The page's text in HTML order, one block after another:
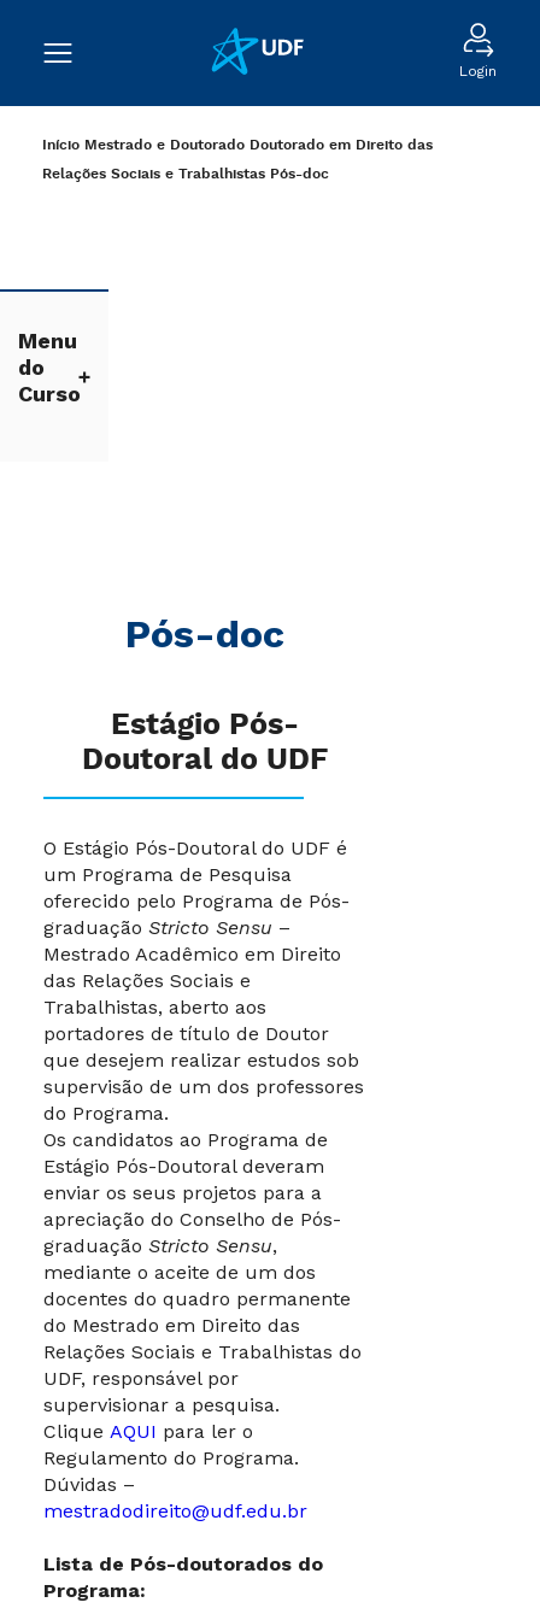
Login
Início Mestrado e Doutorado Doutorado em Direito das
Relações Sociais e Trabalhistas Pós-doc
Menu
do
Curso
Pós-doc
Estágio Pós-
Doutoral do UDF
O Estágio Pós-Doutoral do UDF é
um Programa de Pesquisa
oferecido pelo Programa de Pós-
graduação Stricto Sensu –
Mestrado Acadêmico em Direito
das Relações Sociais e
Trabalhistas, aberto aos
portadores de título de Doutor
que desejem realizar estudos sob
supervisão de um dos professores
do Programa.
Os candidatos ao Programa de
Estágio Pós-Doutoral deveram
enviar os seus projetos para a
apreciação do Conselho de Pós-
graduação Stricto Sensu,
mediante o aceite de um dos
docentes do quadro permanente
do Mestrado em Direito das
Relações Sociais e Trabalhistas do
UDF, responsável por
supervisionar a pesquisa.
Clique AQUI para ler o
Regulamento do Programa.
Dúvidas –
mestradodireito@udf.edu.br
Lista de Pós-doutorados do
Programa: